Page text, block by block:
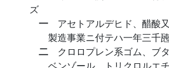
ズ
一 アセトアルデヒド、醋酸
製造事業ニ付テハ一年三千
二 クロロプレン系ゴム、ブ